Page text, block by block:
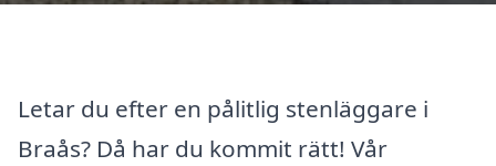
Letar du efter en pålitlig stenläggare i
Braås? Då har du kommit rätt! Vår